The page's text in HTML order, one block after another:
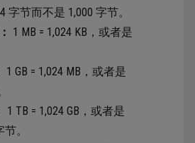
字节而不是 1,000 字节。
1 MB = 1,024 KB，或者是
1 GB = 1,024 MB，或者是
1 TB = 1,024 GB，或者是
。